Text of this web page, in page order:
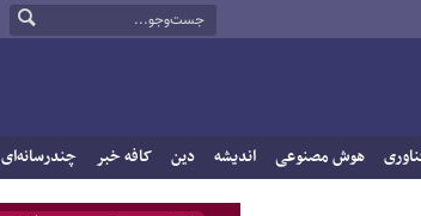
هوش مصنوعی اندیشه دین کافه خبر چندرسانه‌ای